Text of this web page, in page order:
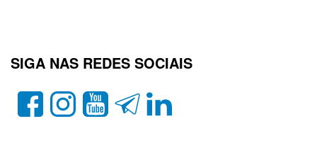
SIGA NAS REDES SOCIAIS